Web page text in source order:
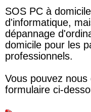
SOS PC à
d'informatique,
dépannage
domicile pour les
professionnels.
Vous pouvez
formulaire ci-